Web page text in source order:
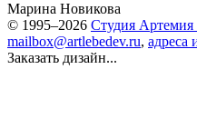
Марина Новикова
© 1995–2026 Студия Артемия
mailbox@artlebedev.ru, адреса
Заказать дизайн...